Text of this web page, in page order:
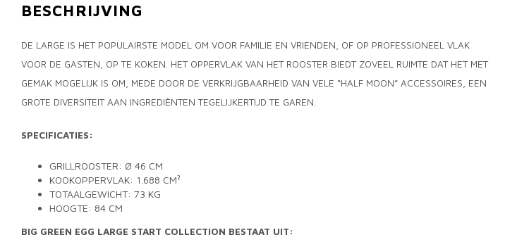
BESCHRIJVING
DE LARGE IS HET POPULAIRSTE MODEL OM VOOR FAMILIE EN VRIENDEN, OF OP PROFESSIONEEL VLAK
VOOR DE GASTEN, OP TE KOKEN. HET OPPERVLAK VAN HET ROOSTER BIEDT ZOVEEL RUIMTE DAT HET MET
GEMAK MOGELIJK IS OM, MEDE DOOR DE VERKRIJGBAARHEID VAN VELE “HALF MOON” ACCESSOIRES, EEN
GROTE DIVERSITEIT AAN INGREDIËNTEN TEGELIJKERTIJD TE GAREN.
SPECIFICATIES:
GRILLROOSTER: Ø 46 CM
KOOKOPPERVLAK: 1.688 CM²
TOTAALGEWICHT: 73 KG
HOOGTE: 84 CM
BIG GREEN EGG LARGE START COLLECTION BESTAAT UIT: